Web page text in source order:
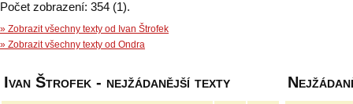
Počet zobrazení: 354 (1).
» Zobrazit všechny texty od Ivan Štrofek
» Zobrazit všechny texty od Ondra
Ivan Štrofek - nejžádanější texty